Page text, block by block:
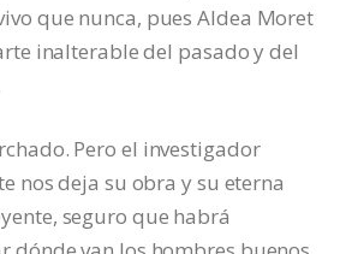
que nunca, pues Aldea Moret
inalterable del pasado y del
Pero el investigador
nos deja su obra y su eterna
seguro que habrá